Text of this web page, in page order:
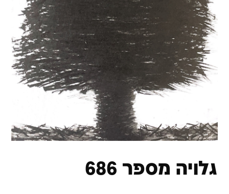
גלויה מספר 686